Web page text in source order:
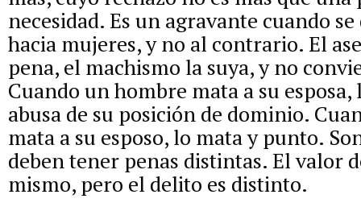
necesidad. Es un agravante cuando
hacia mujeres, y no al contrario. El
pena, el machismo la suya, y no
Cuando un hombre mata a su esposa,
abusa de su posición de dominio.
mata a su esposo, lo mata y punto.
deben tener penas distintas. El valor
mismo, pero el delito es distinto.